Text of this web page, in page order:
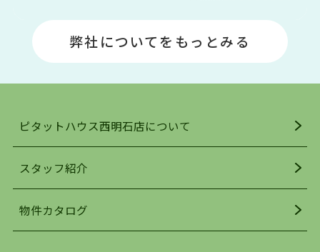
場や釣りスポットが多くあります。JR「大久保
駅」周辺には、ビブレ・イオンをはじめとした買
い物施設も多くあり、買い物にも困りません。
明石駅・西明石駅を中心に、明石市・神戸市西区
でお部屋探している方は、ぜひ当ＨＰにて物件を
お探しになってください。弊社は、スタッフの平
を行っており地域最大級の情報取扱量を誇ってお
ります。店頭で限られた物件をご紹介する、従来
弊社についてをもっとみる
ピタットハウス西明石店について
スタッフ紹介
物件カタログ